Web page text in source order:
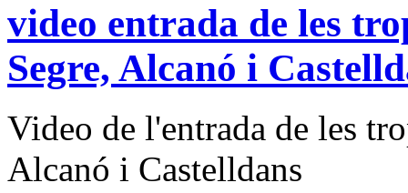
video entrada de les
Segre, Alcanó i
Video de l'entrada de les
Alcanó i Castelldans